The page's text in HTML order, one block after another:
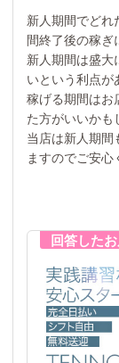
新人期間でどれ
間終了後の稼ぎ
新人期間は盛大
いという利点が
稼げる期間はお
た方がいいかも
当店は新人期間
ますのでご安心